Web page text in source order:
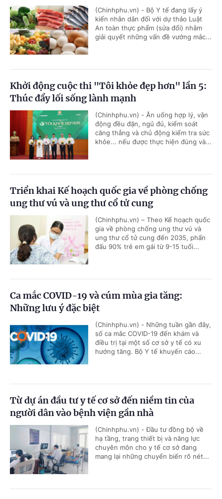
(Chinhphu.vn) - Bộ Y tế đang lấy ý
kiến nhân dân đối với dự thảo Luật
An toàn thực phẩm (sửa đổi) nhằm
giải quyết những vấn đề vướng mắc...
Khởi động cuộc thi "Tôi khỏe đẹp hơn" lần 5:
Thúc đẩy lối sống lành mạnh
(Chinhphu.vn) - Ăn uống hợp lý, vận
động đều đặn, ngủ đủ, kiểm soát
căng thẳng và chủ động kiểm tra sức
khỏe... nếu được thực hiện đúng và...
Triển khai Kế hoạch quốc gia về phòng chống
ung thư vú và ung thư cổ tử cung
(Chinhphu.vn) – Theo Kế hoạch quốc
gia về phòng chống ung thư vú và
ung thư cổ tử cung đến 2035, phấn
đấu 90% trẻ em gái từ 9-15 tuổi...
Ca mắc COVID-19 và cúm mùa gia tăng:
Những lưu ý đặc biệt
(Chinhphu.vn) - Những tuần gần đây,
số ca mắc COVID-19 đến khám và
điều trị tại một số cơ sở y tế có xu
hướng tăng. Bộ Y tế khuyến cáo...
Từ dự án đầu tư y tế cơ sở đến niềm tin của
người dân vào bệnh viện gần nhà
(Chinhphu.vn) - Đầu tư đồng bộ về
hạ tầng, trang thiết bị và năng lực
chuyên môn cho y tế cơ sở đang
mang lại những chuyển biến rõ nét...